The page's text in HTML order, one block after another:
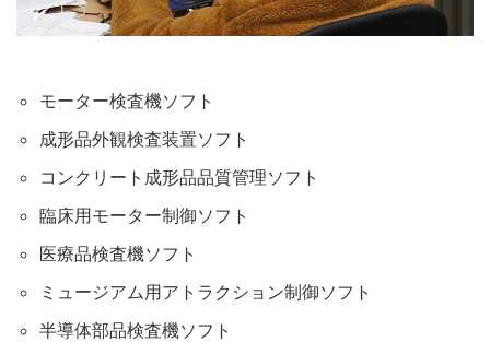
モーター検査機ソフト
成形品外観検査装置ソフト
コンクリート成形品品質管理ソフト
臨床用モーター制御ソフト
医療品検査機ソフト
ミュージアム用アトラクション制御ソフト
半導体部品検査機ソフト